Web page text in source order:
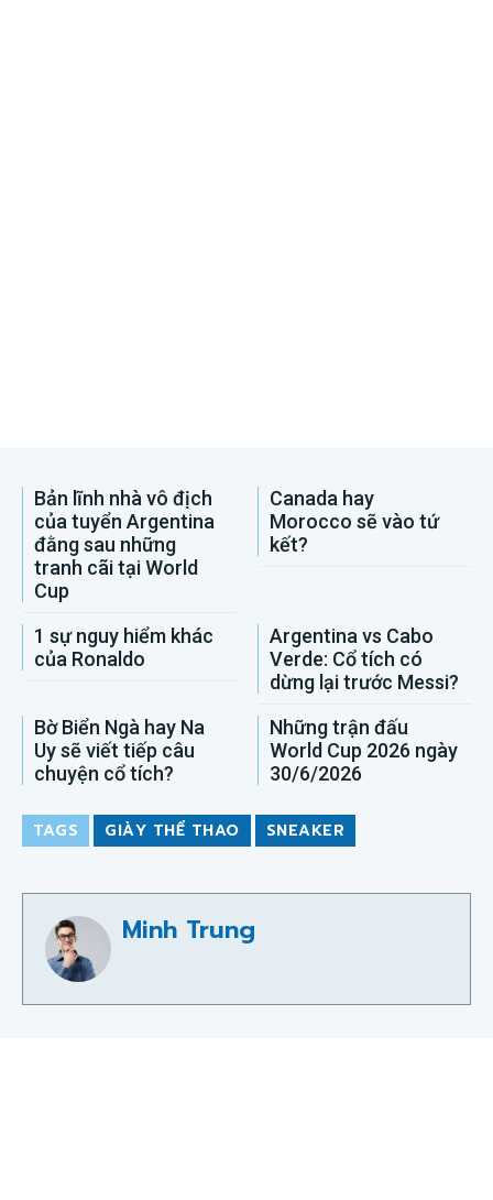
Bản lĩnh nhà vô địch
của tuyển Argentina
đằng sau những
tranh cãi tại World
Cup
Canada hay
Morocco sẽ vào tứ
kết?
1 sự nguy hiểm khác
của Ronaldo
Argentina vs Cabo
Verde: Cổ tích có
dừng lại trước Messi?
Bờ Biển Ngà hay Na
Uy sẽ viết tiếp câu
chuyện cổ tích?
Những trận đấu
World Cup 2026 ngày
30/6/2026
TAGS GIÀY THỂ THAO SNEAKER
Minh Trung